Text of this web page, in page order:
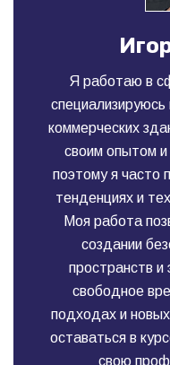
Я работаю в
коммерческих
своим опытом и
поэтому я часто
тенденциях и
Моя работа
создании
пространств и
свободное
подходах и
оставаться в
свою